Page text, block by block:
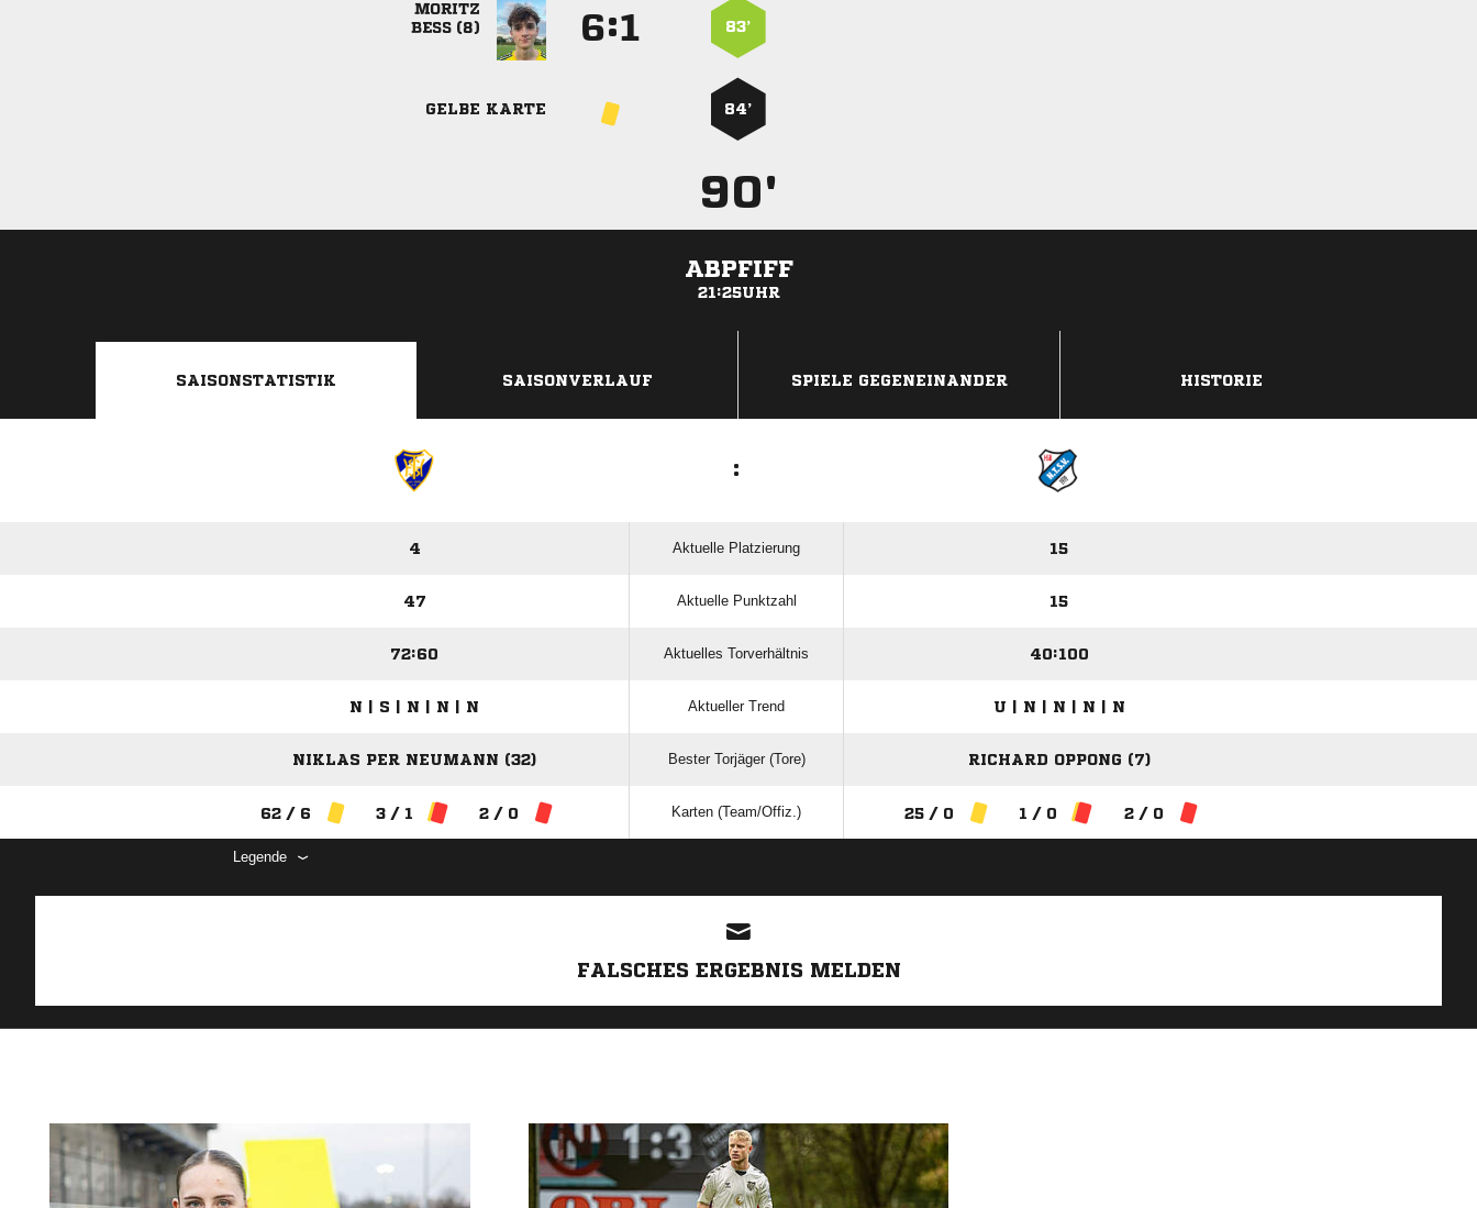

 
: 83’
GELBE KARTE 84’
90'
ABPFIFF
21:25UHR
SAISONSTATISTIK SAISONVERLAUF SPIELE GEGENEINANDER HISTORIE
:
4 Aktuelle Platzierung 15
47 Aktuelle Punktzahl 15
72:60 Aktuelles Torverhältnis 40:100
N | S | N | N | N Aktueller Trend U | N | N | N | N
NIKLAS PER NEUMANN (32) Bester Torjäger (Tore) RICHARD OPPONG (7)
62 / 6 3 / 1 2 / 0 Karten (Team/Offiz.) 25 / 0 1 / 0 2 / 0
Legende
FALSCHES ERGEBNIS MELDEN